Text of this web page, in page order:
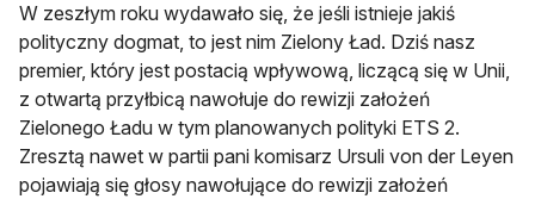
W zeszłym roku wydawało się, że jeśli istnieje jakiś
polityczny dogmat, to jest nim Zielony Ład. Dziś nasz
premier, który jest postacią wpływową, liczącą się w Unii,
z otwartą przyłbicą nawołuje do rewizji założeń
Zielonego Ładu w tym planowanych polityki ETS 2.
Zresztą nawet w partii pani komisarz Ursuli von der Leyen
pojawiają się głosy nawołujące do rewizji założeń